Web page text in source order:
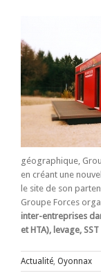
géographique,
en créant une
le site de son
Groupe Forces
inter-entreprises
et HTA), levage,
Actualité, Oyonnax